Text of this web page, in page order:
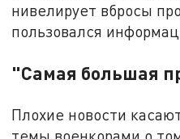
нивелирует вбросы
пользовался
"Самая большая
Плохие новости